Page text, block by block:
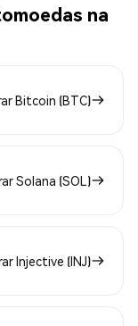
na
Bitcoin (BTC)
Solana (SOL)
Injective (INJ)